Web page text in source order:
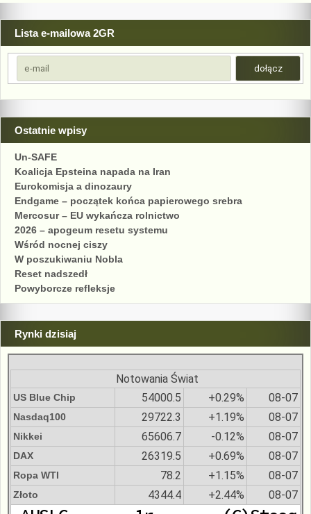
Lista e-mailowa 2GR
Ostatnie wpisy
Un-SAFE
Koalicja Epsteina napada na Iran
Eurokomisja a dinozaury
Endgame – początek końca papierowego srebra
Mercosur – EU wykańcza rolnictwo
2026 – apogeum resetu systemu
Wśród nocnej ciszy
W poszukiwaniu Nobla
Reset nadszedł
Powyborcze refleksje
Rynki dzisiaj
Notowania Świat
US Blue Chip 54000.5 +0.29% 08-07
Nasdaq100 29722.3 +1.19% 08-07
Nikkei 65606.7 -0.12% 08-07
DAX 26319.5 +0.69% 08-07
Ropa WTI 78.2 +1.15% 08-07
Złoto 4344.4 +2.44% 08-07